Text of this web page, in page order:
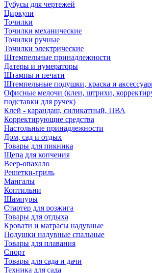
Тубусы для чертежей
Циркули
Точилки
Точилки механические
Точилки ручные
Точилки электрические
Штемпельные принадлежности
Датеры и нумераторы
Штампы и печати
Штемпельные подушки, краска и
Офисные мелочи (клеи, штрихи,
подставки для ручек)
Клей - карандаш, силикатный, ПВА
Корректирующие средства
Настольные принадлежности
Дом, сад и отдых
Товары для пикника
Щепа для копчения
Веер-опахало
Решетки-гриль
Мангалы
Коптильни
Шампуры
Стартер для розжига
Товары для отдыха
Кровати и матрасы надувные
Подушки надувные спальные
Товары для плавания
Спорт
Товары для сада и дачи
Техника для сада